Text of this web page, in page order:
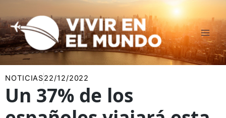
al
contenido
NOTICIAS22/12/2022
Un 37% de los